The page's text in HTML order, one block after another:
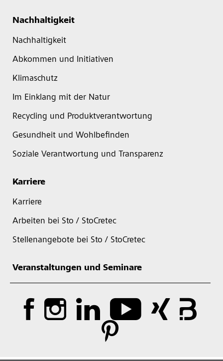
Nachhaltigkeit
Nachhaltigkeit
Abkommen und Initiativen
Klimaschutz
Im Einklang mit der Natur
Recycling und Produktverantwortung
Gesundheit und Wohlbefinden
Soziale Verantwortung und Transparenz
Karriere
Karriere
Arbeiten bei Sto / StoCretec
Stellenangebote bei Sto / StoCretec
Veranstaltungen und Seminare